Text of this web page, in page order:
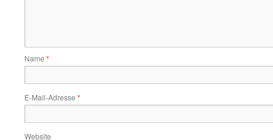
Name *
E-Mail-Adresse *
Website